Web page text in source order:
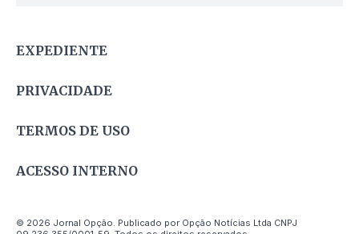
EXPEDIENTE
PRIVACIDADE
TERMOS DE USO
ACESSO INTERNO
© 2026 Jornal Opção. Publicado por Opção Notícias Ltda CNPJ